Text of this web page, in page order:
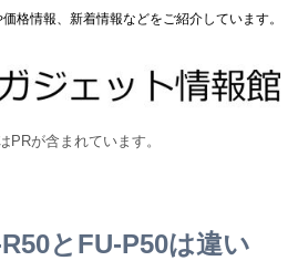
格情報、新着情報などをご紹介しています。
PRが含まれています。
とFU-P50は違い